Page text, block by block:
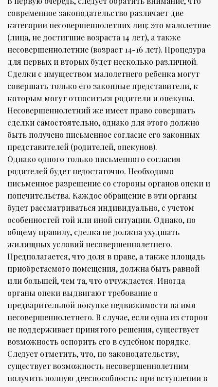
современное законодательство различает две
категории несовершеннолетних лиц: это малолетние
(лица, не достигшие возраста 14 лет), а также
несовершеннолетние (возраст 14-16 лет). Процедура
для первых и вторых будет несколько различной.
Сделки с имуществом малолетнего ребенка могут
совершать только его законные представители, к
которым могут относиться родители и опекуны.
Несовершеннолетний же имеет право совершать
сделки самостоятельно, однако для этого должно
быть получено письменное согласие его законных
представителей (родителей, опекунов).
Однако одного только письменного согласия
родителей будет недостаточно. Необходимо
письменное разрешение со стороны органов опеки и
попечительства. Каждое обращение в эти органы
будет рассматриваться индивидуально, с учетом
особенностей той или иной ситуации. Однако, по
общему правилу, сделка не должна ухудшать
жилищных условий несовершеннолетнего.
Предполагается, что доля в праве, а также площадь
приобретаемого помещения, должна быть равной
или большей, чем та, что отчуждается. Иногда
органы опеки выдвигают требование о
предварительной покупке недвижимости на имя
несовершеннолетнего. В случае, если одна из сторон
не поддерживает принятого решения, существует
возможность оспорить его в судебном порядке.
Следует отметить, что, по законодательству,
существует возможность несовершеннолетним
получить полную дееспособность: при вступлении в